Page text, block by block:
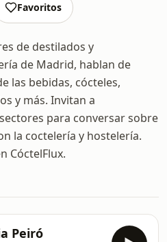
Favoritos
de destilados y
de Madrid, hablan de
las bebidas, cócteles,
y más. Invitan a
para conversar sobre
la coctelería y hostelería.
CóctelFlux.
Peiró